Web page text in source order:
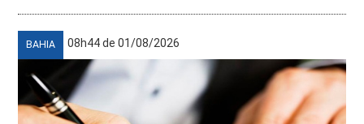
BAHIA 08h44 de 01/08/2026